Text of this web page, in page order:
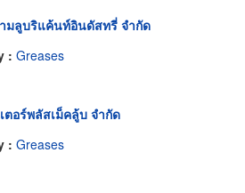
มลูบริแค้นท์อินดัสทรี่ จำกัด
: Greases
ตอร์พลัสเม็คลู้บ จำกัด
: Greases